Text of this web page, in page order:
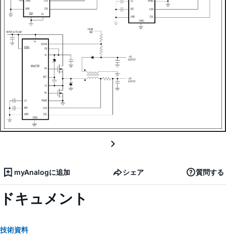
myAnalogに追加 シェア 質問する
ドキュメント
技術資料